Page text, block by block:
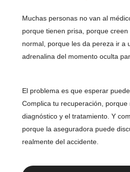
Muchas personas no van al
porque tienen prisa, porque
normal, porque les da pereza ir a
adrenalina del momento oculta
El problema es que esperar
Complica tu recuperación, porque
diagnóstico y el tratamiento. Y
porque la aseguradora puede
realmente del accidente.